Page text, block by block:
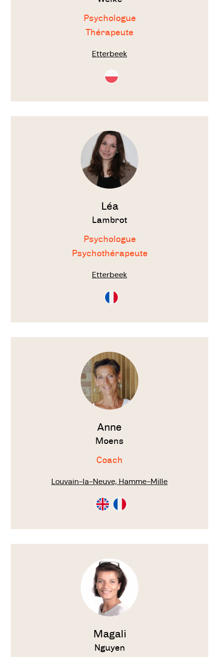
Psychologue
Thérapeute
Etterbeek
Consultation
en
Voir
Léa
Lambrot
Psychologue
Psychothérapeute
Etterbeek
Consultation
en
Voir
Anne
Moens
Coach
Louvain-la-Neuve, Hamme-Mille
Consultation
en
Consultation
en
Voir
Magali
Nguyen